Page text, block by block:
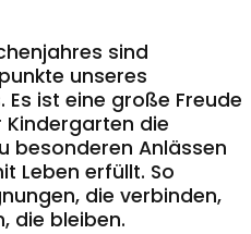
sind
unseres
Es ist eine große Freude
Kindergarten die
besonderen Anlässen
Leben erfüllt. So
die verbinden,
die bleiben.